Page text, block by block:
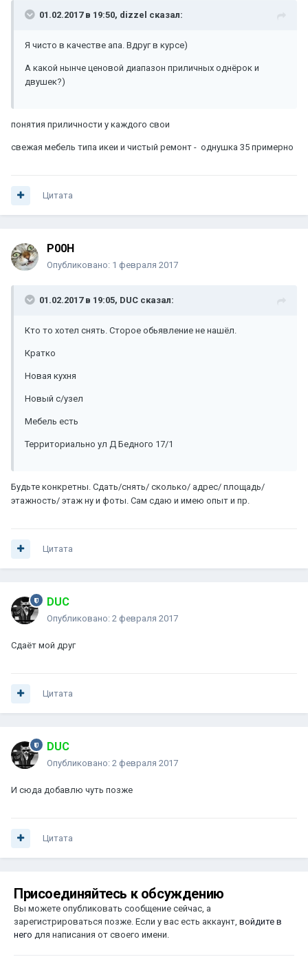
01.02.2017 в 19:50, dizzel сказал:
Я чисто в качестве апа. Вдруг в курсе)
А какой нынче ценовой диапазон приличных однёрок и
двушек?)
понятия приличности у каждого свои
свежая мебель типа икеи и чистый ремонт - однушка 35 примерно
Цитата
P00H
Опубликовано: 1 февраля 2017
01.02.2017 в 19:05, DUC сказал:
Кто то хотел снять. Сторое обьявление не нашёл.
Кратко
Новая кухня
Новый с/узел
Мебель есть
Территориально ул Д Бедного 17/1
Будьте конкретны. Сдать/снять/ сколько/ адрес/ площадь/
этажность/ этаж ну и фоты. Сам сдаю и имею опыт и пр.
Цитата
DUC
Опубликовано: 2 февраля 2017
Сдаёт мой друг
Цитата
DUC
Опубликовано: 2 февраля 2017
И сюда добавлю чуть позже
Цитата
Присоединяйтесь к обсуждению
Вы можете опубликовать сообщение сейчас, а
зарегистрироваться позже. Если у вас есть аккаунт, войдите в
него для написания от своего имени.